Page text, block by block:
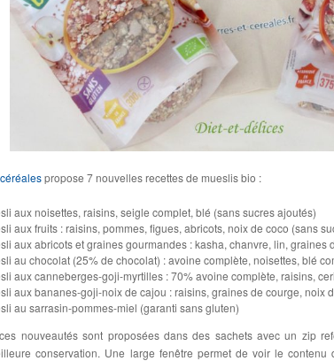
propose 7 nouvelles recettes de mueslis bio :
aux noisettes, raisins, seigle complet, blé (sans sucres ajoutés)
aux fruits : raisins, pommes, figues, abricots, noix de coco (sans
aux abricots et graines gourmandes : kasha, chanvre, lin, graines
au chocolat (25% de chocolat) : avoine complète, noisettes, blé
aux canneberges-goji-myrtilles : 70% avoine complète, raisins,
aux bananes-goji-noix de cajou : raisins, graines de courge, noix
au sarrasin-pommes-miel (garanti sans gluten)
nouveautés sont proposées dans des sachets avec un zip
conservation. Une large fenêtre permet de voir le